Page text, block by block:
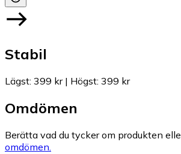
Stabil
Lägst: 399 kr| Högst: 399 kr
Omdömen
Berätta vad du tycker om produkten
omdömen.